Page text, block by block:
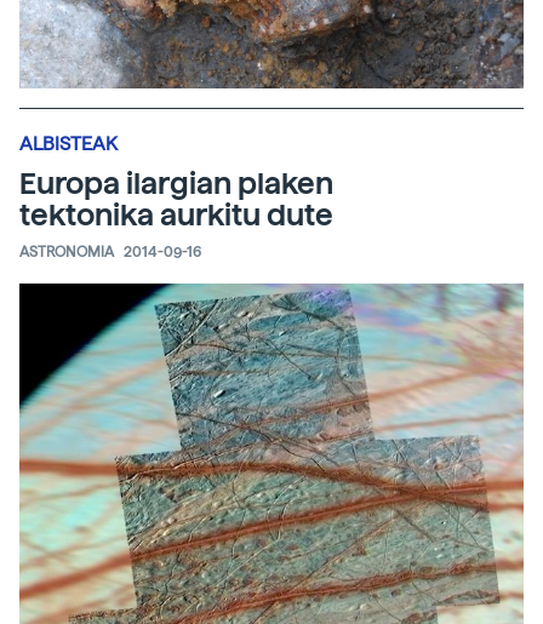
ALBISTEAK
Europa ilargian plaken
tektonika aurkitu dute
ASTRONOMIA 2014-09-16